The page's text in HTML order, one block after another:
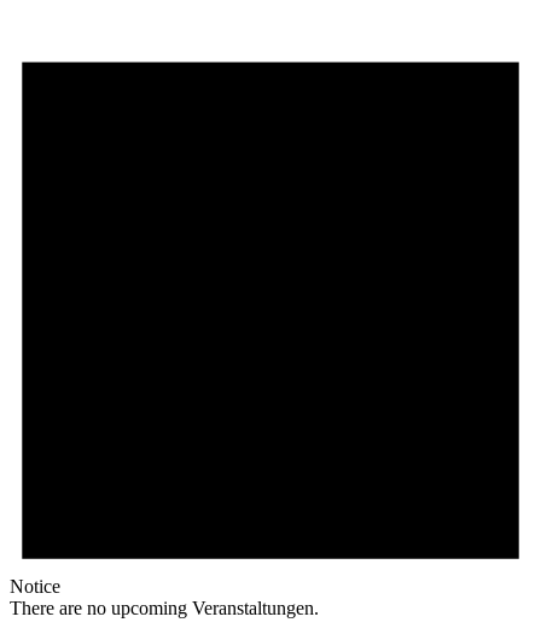
Notice
There are no upcoming Veranstaltungen.